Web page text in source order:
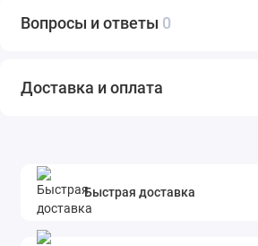
для тех, кто ценит высокий уровень
большими объемами данных и делать
ничем не уступают профессиональным
Вопросы и ответы 0
Доставка и оплата
Быстрая доставка